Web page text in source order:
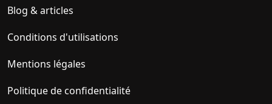
Blog & articles
Conditions d'utilisations
Mentions légales
Politique de confidentialité